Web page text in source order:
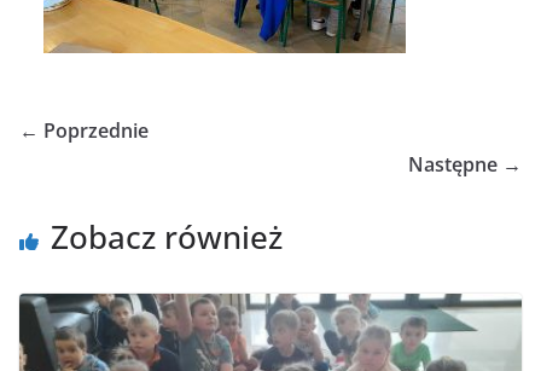
← Poprzednie
Następne →
Zobacz również